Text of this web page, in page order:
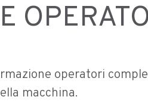
operatori
macchina.